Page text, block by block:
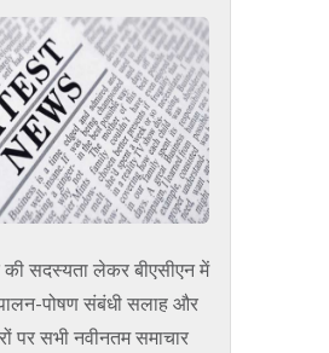
सदस्यता लेकर बीएसीएन में
पालन-पोषण संबंधी सलाह और
पर सभी नवीनतम समाचार